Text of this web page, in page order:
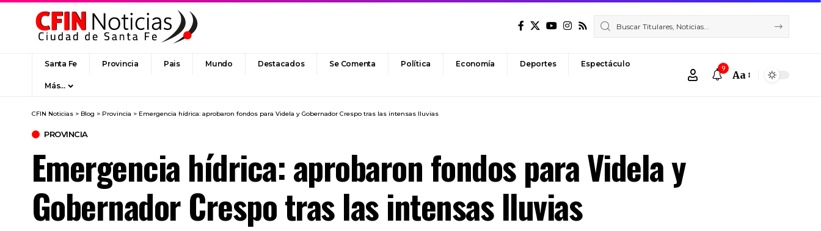
Santa Fe Provincia Pais Mundo Destacados Se Comenta Política Economía Deportes Espectáculo
Más…
9
Font
Aa
CFIN Noticias > Blog > Provincia > Emergencia hídrica: aprobaron fondos para Videla y Gobernador Crespo tras las intensas lluvias
PROVINCIA
Emergencia hídrica: aprobaron fondos para Videla y
Gobernador Crespo tras las intensas lluvias